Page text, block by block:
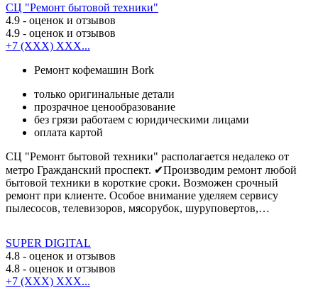
СЦ "Ремонт бытовой техники"
4.9 - оценок и отзывов
4.9 - оценок и отзывов
+7 (XXX) XXX...
Ремонт кофемашин Bork
только оригинальные детали
прозрачное ценообразование
без грязи работаем с юридическими лицами
оплата картой
СЦ "Ремонт бытовой техники" располагается недалеко от
метро Гражданский проспект. ✔Производим ремонт любой
бытовой техники в короткие сроки. Возможен срочный
ремонт при клиенте. Особое внимание уделяем сервису
пылесосов, телевизоров, мясорубок, шуруповертов,…
SUPER DIGITAL
4.8 - оценок и отзывов
4.8 - оценок и отзывов
+7 (XXX) XXX...